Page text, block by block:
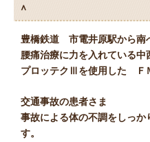
＾
豊橋鉄道 市電井原駅から南
腰痛治療に力を入れている中
プロッテクⅢを使用した Ｆ
交通事故の患者さま
事故による体の不調をしっか
す。